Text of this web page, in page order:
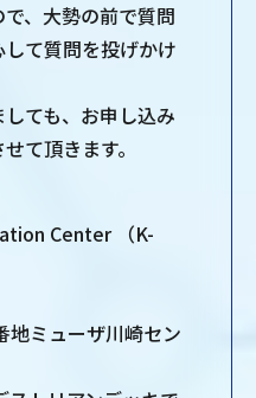
、⼤勢の前で質問
て質問を投げかけ
ても、お申し込み
て頂きます。
Center （K-
地ミューザ川崎セン